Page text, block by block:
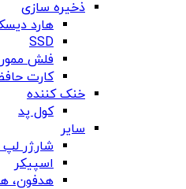
ذخیره سازی
هارد
SSD
فلش
کارت
خنک کننده
کول پد
سایر
شارژر
اسپیکر
هدفون،